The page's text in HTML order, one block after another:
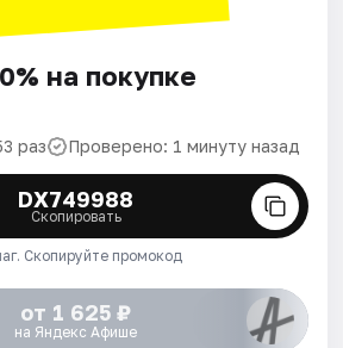
на покупке
раз Проверено: 1 минуту назад
DX749988
Скопировать
Скопируйте промокод
от 1 625 ₽
на Яндекс Афише